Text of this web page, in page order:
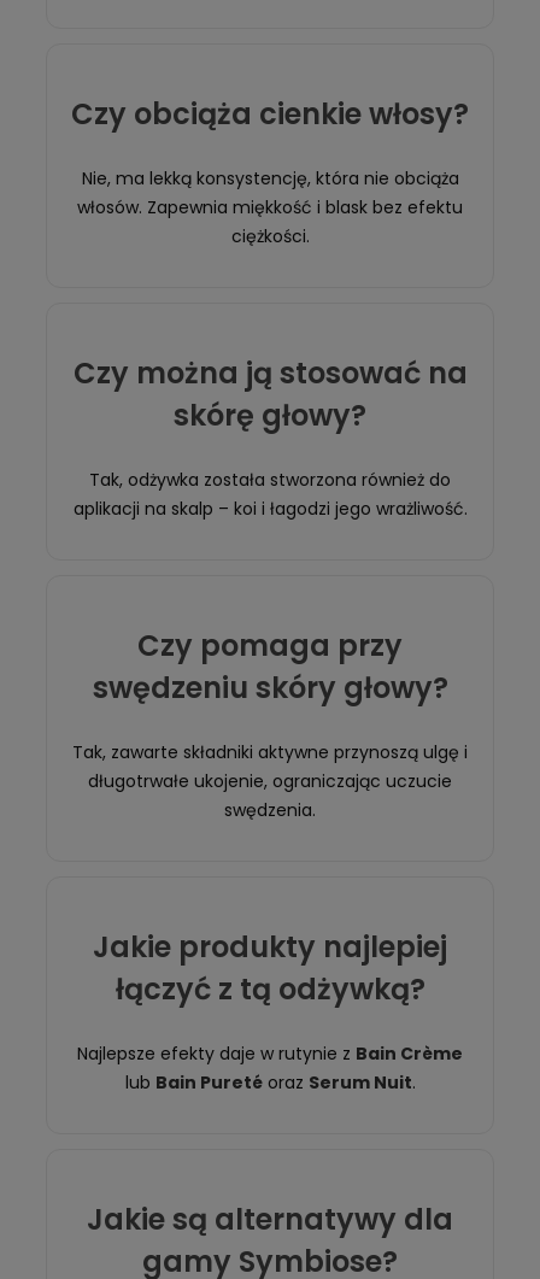
Czy obciąża cienkie włosy?
Nie, ma lekką konsystencję, która nie obciąża
włosów. Zapewnia miękkość i blask bez efektu
ciężkości.
Czy można ją stosować na
skórę głowy?
Tak, odżywka została stworzona również do
aplikacji na skalp – koi i łagodzi jego wrażliwość.
Czy pomaga przy
swędzeniu skóry głowy?
Tak, zawarte składniki aktywne przynoszą ulgę i
długotrwałe ukojenie, ograniczając uczucie
swędzenia.
Jakie produkty najlepiej
łączyć z tą odżywką?
Najlepsze efekty daje w rutynie z Bain Crème
lub Bain Puretéoraz Serum Nuit.
Jakie są alternatywy dla
gamy Symbiose?